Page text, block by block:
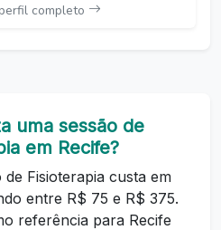
completo
uma sessão de
em Recife?
Fisioterapia custa em
entre R$ 75 e R$ 375.
referência para Recife